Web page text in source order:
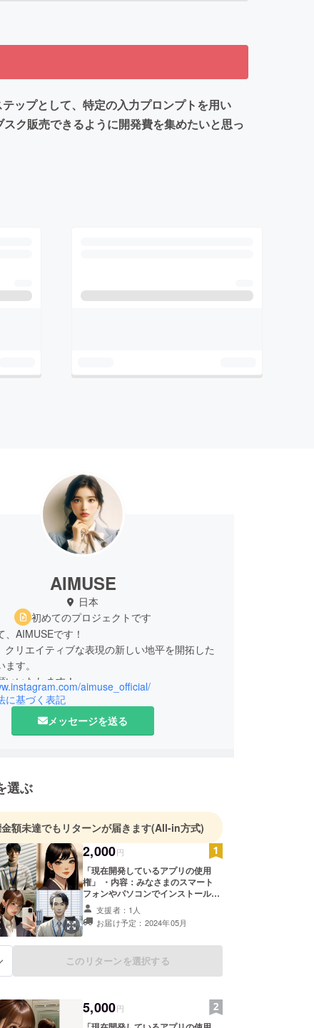
ップとして、特定の入力プロンプトを用い
ク販売できるように開発費を集めたいと思っ
AIMUSE
日本
初めてのプロジェクトです
、AIMUSEです！
クリエイティブな表現の新しい地平を開拓した
す。
いいたします！
aimuse_official/
に基づく表記
メッセージを送る
選ぶ
金額未達でもリターンが届きます(All-in方式)
2,000円
「現在開発しているアプリの使用
権」 ・内容：みなさまのスマート
フォンやパソコンでインストールな
しで使用できて、人物写真から様々
な魅力的なイラストを生成します。
この特典は一定期間限定で、ご支援
限にご利用可能です ・提供期間：ク
間中はWebアプリで自由にアクセス
支援者：1人
お届け予定：2024年05月
このリターンを選択する
5,000円